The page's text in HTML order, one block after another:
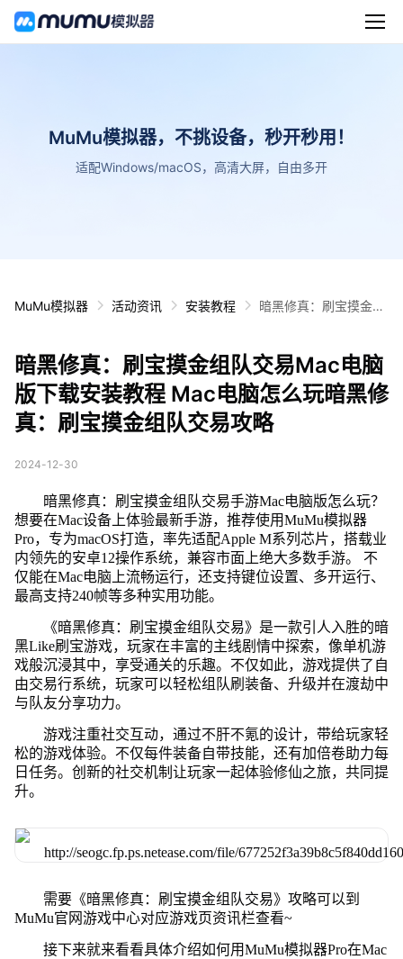
MuMu模拟器，不挑设备，秒开秒用！
适配Windows/macOS，高清大屏，自由多开
MuMu模拟器 活动资讯 安装教程
暗黑修真：刷宝摸金组
玩暗黑修真：刷宝摸金
组队交易攻略
暗黑修真：刷宝摸金组队交易Mac电脑
版下载安装教程 Mac电脑怎么玩暗黑修
真：刷宝摸金组队交易攻略
2024-12-30
暗黑修真：刷宝摸金组队交易手游Mac电脑版怎么玩？
想要在Mac设备上体验最新手游，推荐使用MuMu模拟器
Pro，专为macOS打造，率先适配Apple M系列芯片，搭载业
内领先的安卓12操作系统，兼容市面上绝大多数手游。 不
仅能在Mac电脑上流畅运行，还支持键位设置、多开运行、
最高支持240帧等多种实用功能。
《暗黑修真：刷宝摸金组队交易》是一款引人入胜的暗
黑Like刷宝游戏，玩家在丰富的主线剧情中探索，像单机游
戏般沉浸其中，享受通关的乐趣。不仅如此，游戏提供了自
由交易行系统，玩家可以轻松组队刷装备、升级并在渡劫中
与队友分享功力。
游戏注重社交互动，通过不肝不氪的设计，带给玩家轻
松的游戏体验。不仅每件装备自带技能，还有加倍卷助力每
日任务。创新的社交机制让玩家一起体验修仙之旅，共同提
升。
需要《暗黑修真：刷宝摸金组队交易》攻略可以到
MuMu官网游戏中心对应游戏页资讯栏查看~
接下来就来看看具体介绍如何用MuMu模拟器Pro在Mac